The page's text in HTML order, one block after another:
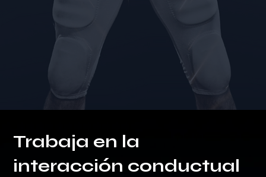
Trabaja en la
interacción conductual